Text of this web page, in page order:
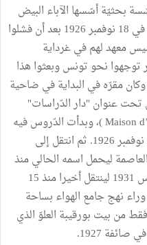
بحثيّة أسّسها الآباء البيض
بتونس في 18 نوفمبر 1926 بعد أن فشلوا
معهد لهم في غرداية
توجهوا نحو تونس وبعثوا هذا
وكان مقرّه في البداية في ضاحية
تحت عنوان "دار الدّراسات"
(Maison d’Etude )، وبدأت الدّروس فيه
يوم 25 نوفمبر 1926. ثم انتقل إلى
ليحمل اسمه الحالي منذ
30 مارس 1931 لينتقل أخيرا منذ 15
وراء نهج جامع الهواء بساحة
من بيت بورقيبة العلوّ الذي
1927.